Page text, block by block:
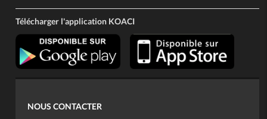
Télécharger l'application KOACI
NOUS CONTACTER